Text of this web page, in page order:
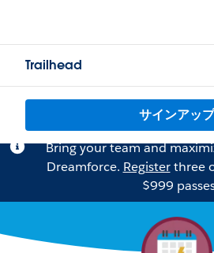
Trailhead
サインアップ
Bring your team and
Dreamforce. Registerthree
$999